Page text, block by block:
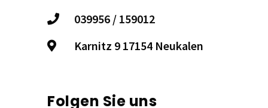
039956 / 159012
Karnitz 9 17154 Neukalen
Folgen Sie uns